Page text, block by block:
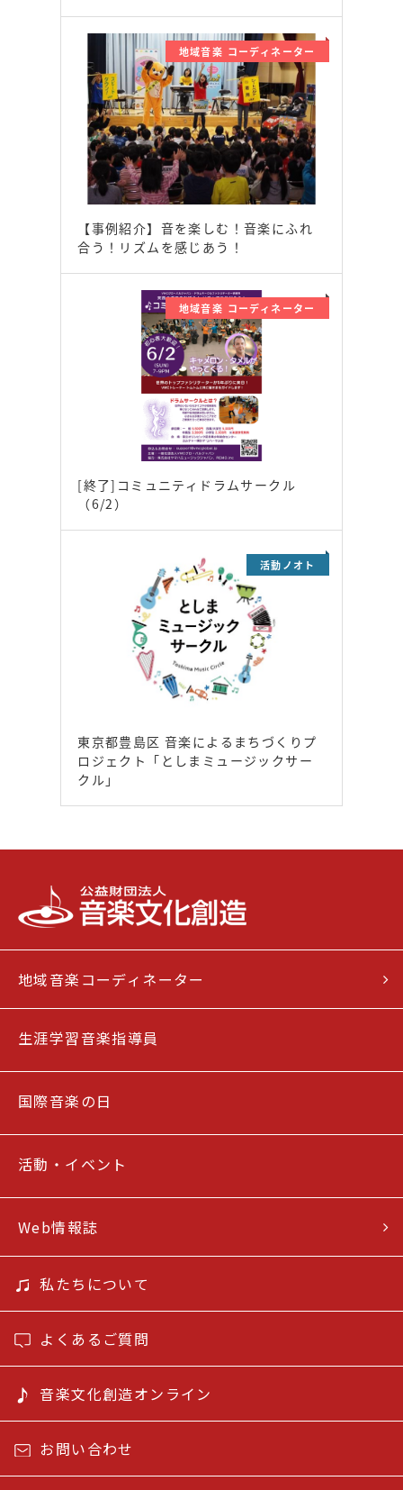
地域音楽 コーディネーター
【事例紹介】音を楽しむ！音楽にふれ
合う！リズムを感じあう！
地域音楽 コーディネーター
[終了]コミュニティドラムサークル
（6/2）
活動ノオト
東京都豊島区 音楽によるまちづくりプ
ロジェクト「としまミュージックサー
クル」
地域音楽コーディネーター
生涯学習音楽指導員
国際音楽の日
活動・イベント
Web情報誌
私たちについて
よくあるご質問
音楽文化創造オンライン
お問い合わせ